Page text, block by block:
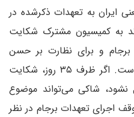
ایران به تعهدات ذکر‌شده در
به کمیسیون مشترک شکایت
و برای نظارت بر حسن
اجرای این توافق تأسیس شده است. اگر ظرف ۳۵ روز، شکایت
شاکی می‌تواند موضوع
اجرای تعهدات برجام در نظر